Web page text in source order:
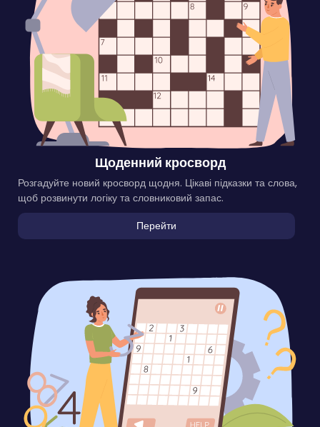
Щоденний кросворд
Розгадуйте новий кросворд щодня. Цікаві підказки та слова,
щоб розвинути логіку та словниковий запас.
Перейти